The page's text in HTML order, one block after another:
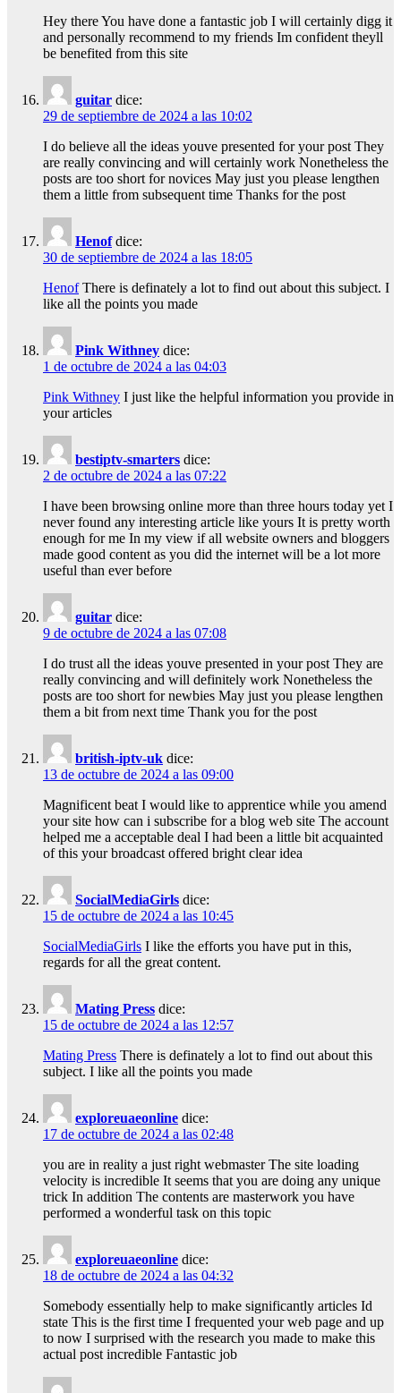
Hey there You have done a fantastic job I will certainly digg it
and personally recommend to my friends Im confident theyll
be benefited from this site
guitar dice:
29 de septiembre de 2024 a las 10:02
I do believe all the ideas youve presented for your post They
are really convincing and will certainly work Nonetheless the
posts are too short for novices May just you please lengthen
them a little from subsequent time Thanks for the post
Henof dice:
30 de septiembre de 2024 a las 18:05
HenofThere is definately a lot to find out about this subject. I
like all the points you made
Pink Withney dice:
1 de octubre de 2024 a las 04:03
Pink Withney I just like the helpful information you provide in
your articles
bestiptv-smarters dice:
2 de octubre de 2024 a las 07:22
I have been browsing online more than three hours today yet I
never found any interesting article like yours It is pretty worth
enough for me In my view if all website owners and bloggers
made good content as you did the internet will be a lot more
useful than ever before
guitar dice:
9 de octubre de 2024 a las 07:08
I do trust all the ideas youve presented in your post They are
really convincing and will definitely work Nonetheless the
posts are too short for newbies May just you please lengthen
them a bit from next time Thank you for the post
british-iptv-uk dice:
13 de octubre de 2024 a las 09:00
Magnificent beat I would like to apprentice while you amend
your site how can i subscribe for a blog web site The account
helped me a acceptable deal I had been a little bit acquainted
of this your broadcast offered bright clear idea
SocialMediaGirls dice:
15 de octubre de 2024 a las 10:45
SocialMediaGirls I like the efforts you have put in this,
regards for all the great content.
Mating Press dice:
15 de octubre de 2024 a las 12:57
Mating Press There is definately a lot to find out about this
subject. I like all the points you made
exploreuaeonline dice:
17 de octubre de 2024 a las 02:48
you are in reality a just right webmaster The site loading
velocity is incredible It seems that you are doing any unique
trick In addition The contents are masterwork you have
performed a wonderful task on this topic
exploreuaeonline dice:
18 de octubre de 2024 a las 04:32
Somebody essentially help to make significantly articles Id
state This is the first time I frequented your web page and up
to now I surprised with the research you made to make this
actual post incredible Fantastic job